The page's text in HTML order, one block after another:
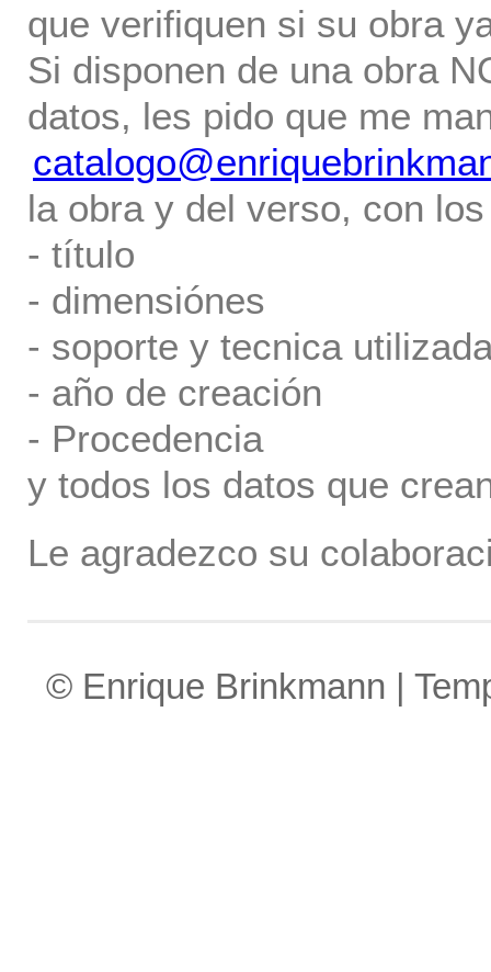
que verifiquen si su obra
Si disponen de una obra
datos, les pido que me
la obra y del verso, con
- título
- dimensiónes
- soporte y tecnica
- año de creación
- Procedencia
y todos los datos que
Le agradezco su
© Enrique Brinkmann |